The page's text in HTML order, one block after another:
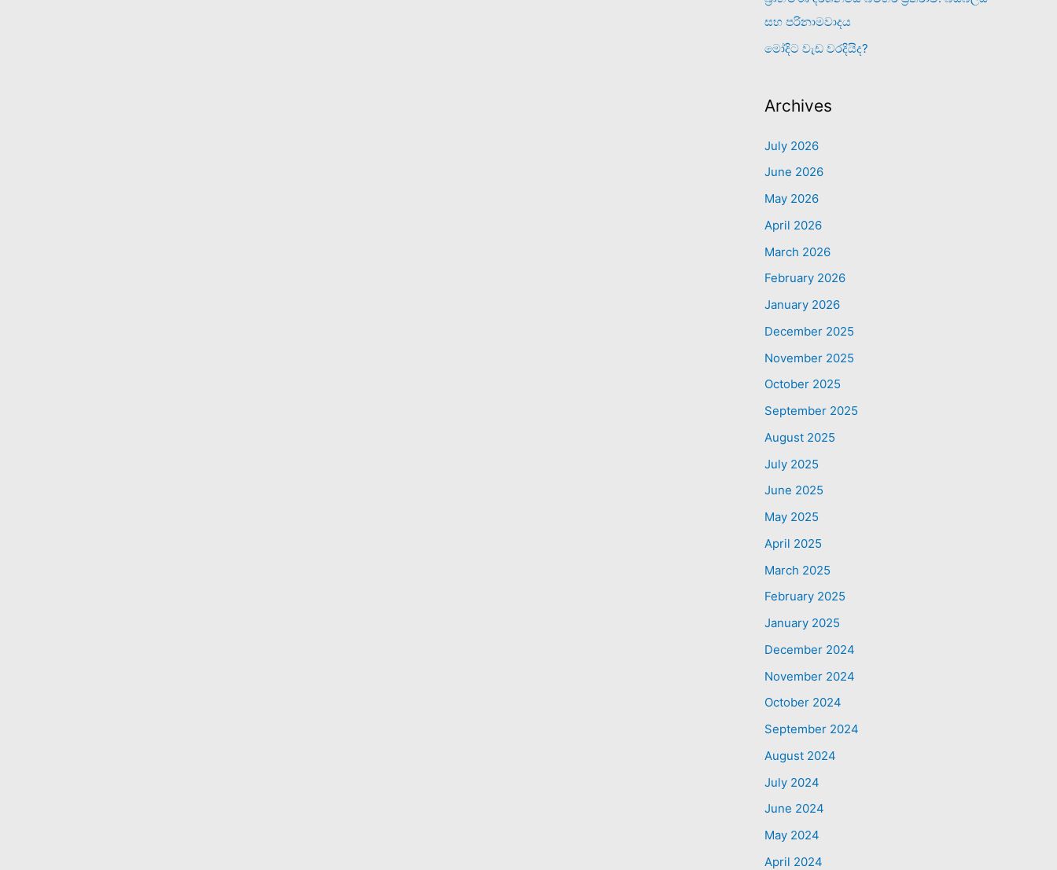
සහ පරිනාමවාදය
මෝදිට වැඩ වරදියිද?
Archives
July 2026
June 2026
May 2026
April 2026
March 2026
February 2026
January 2026
December 2025
November 2025
October 2025
September 2025
August 2025
July 2025
June 2025
May 2025
April 2025
March 2025
February 2025
January 2025
December 2024
November 2024
October 2024
September 2024
August 2024
July 2024
June 2024
May 2024
April 2024